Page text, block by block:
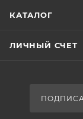
КАТАЛОГ
ЛИЧНЫЙ СЧЕТ